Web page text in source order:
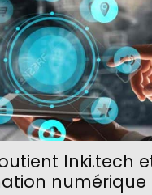
Inki.tech
numérique